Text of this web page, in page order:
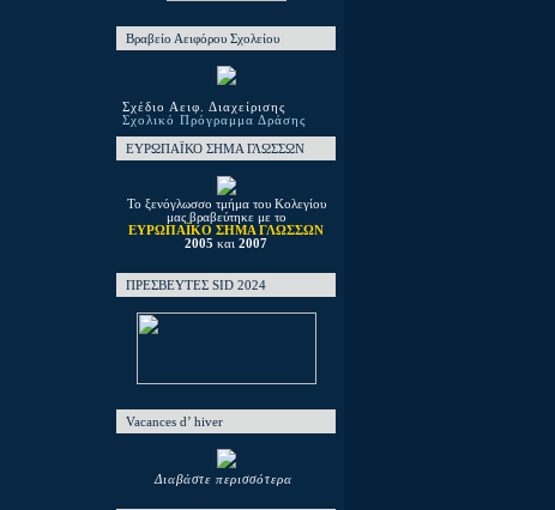
Βραβείο Αειφόρου Σχολείου
Σχέδιο Αειφ. Διαχείρισης
Σχολικό Πρόγραμμα Δράσης
ΕΥΡΩΠΑΪΚΟ ΣΗΜΑ ΓΛΩΣΣΩΝ
Το ξενόγλωσσο τμήμα του Κολεγίου
μας βραβεύτηκε με το
ΕΥΡΩΠΑΪΚΟ ΣΗΜΑ ΓΛΩΣΣΩΝ
2005 και 2007
ΠΡΕΣΒΕΥΤΕΣ SID 2024
Vacances d’ hiver
Διαβάστε περισσότερα